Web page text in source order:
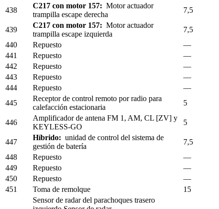
438
C217 con motor 157: Motor actuador
trampilla escape derecha
7,5
439
C217 con motor 157: Motor actuador
trampilla escape izquierda
7,5
440
Repuesto
—
441
Repuesto
—
442
Repuesto
—
443
Repuesto
—
444
Repuesto
—
445
Receptor de control remoto por radio para
calefacción estacionaria
5
446
Amplificador de antena FM 1, AM, CL [ZV] y
KEYLESS-GO
5
447
Híbrido: unidad de control del sistema de
gestión de batería
7,5
448
Repuesto
—
449
Repuesto
—
450
Repuesto
—
451
Toma de remolque
15
Sensor de radar del parachoques trasero